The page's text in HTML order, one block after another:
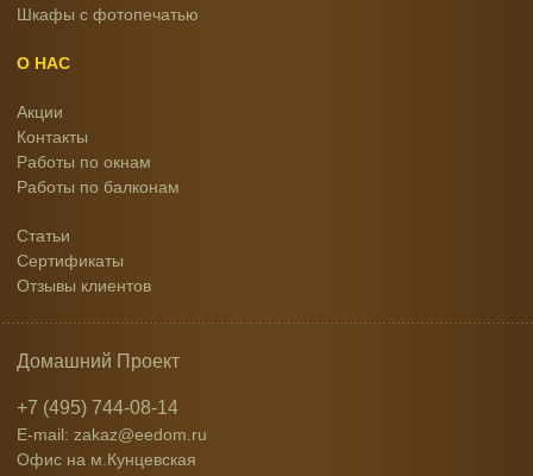
Шкафы с фотопечатью
О НАС
Акции
Контакты
Работы по окнам
Работы по балконам
Статьи
Сертификаты
Отзывы клиентов
Домашний Проект
+7 (495) 744-08-14
E-mail: zakaz@eedom.ru
Офис на м.Кунцевская